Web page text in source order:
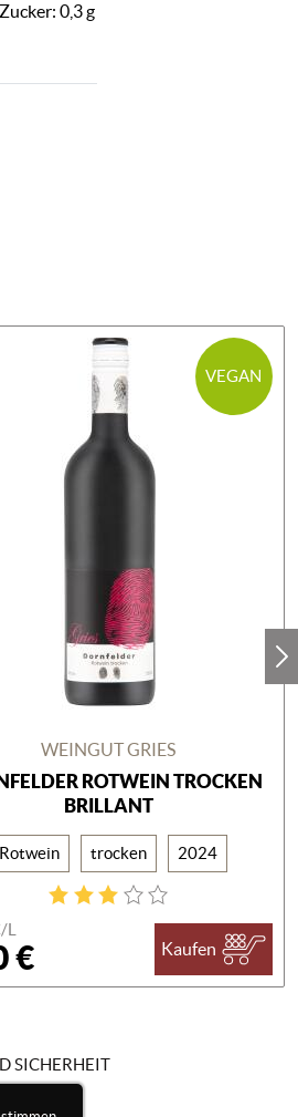
0,3 g
VEGAN
WEINGUT GRIES
ROTWEIN TROCKEN
BRILLANT
Rotwein trocken 2024
L
€ Kaufen
SICHERHEIT